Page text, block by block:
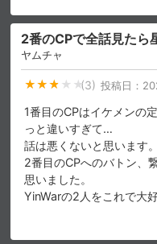
2番のCPで全話見たら
ヤムチャ
(3) 投稿日：
1番目のCPはイケメンの
っと違いすぎて…
話は悪くないと思います。
2番目のCPへのバトン、
思いました。
YinWarの2人をこれで大